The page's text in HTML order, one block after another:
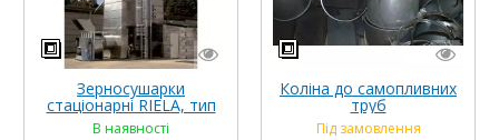
Зерносушарки
стаціонарні RIELA, тип
GDT
В наявності
Коліна до самопливних
труб
Під замовлення